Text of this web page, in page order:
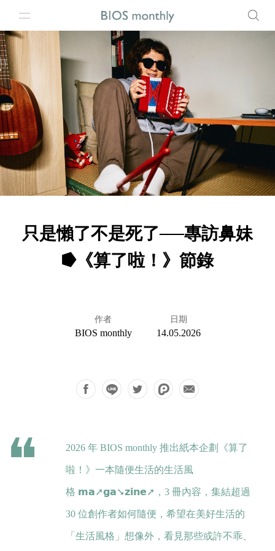
只是懶了不是死了──專訪鼻妹
⭓《算了啦！》節錄
作者
BIOS monthly
日期
14.05.2026
2026 年 BIOS monthly 推出紙本企劃《算了
啦！》一本隨便生活的生活風
格 𝗺𝗮➚𝗴𝗮➘𝘇𝗶𝗻𝗲➚ ，3 冊內容，集結超過
30 位創作者如何隨便，希望在美好生活的
「生活風格」想像外，看見那些或許不乖、